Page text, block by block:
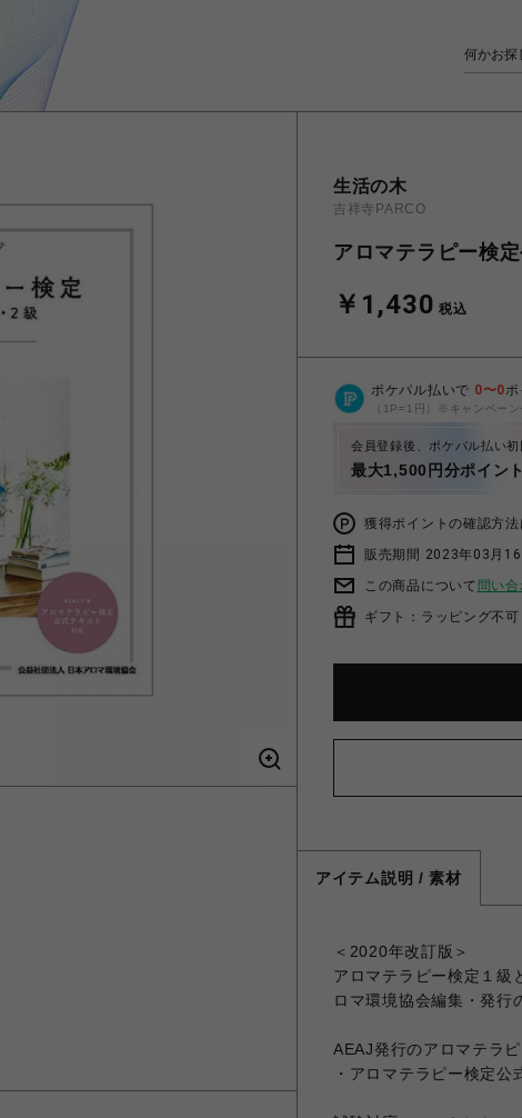
生活の木
吉祥寺PARCO
アロマテラピー検
￥1,430 税込
ポケパル払いで 0〜0ポ
（1P=1円）※キャンペーン
会員登録後、ポケパル払い
最大1,500円分ポイン
獲得ポイントの確認方法
販売期間 2023年03月
この商品について 問い
ギフト：ラッピング不可
アイテム説明 / 素材
＜2020年改訂版＞
アロマテラピー検定１級
ロマ環境協会編集・発行
AEAJ発行のアロマテラ
・アロマテラピー検定公